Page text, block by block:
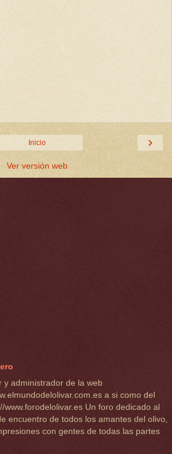
›
Inicio
Ver versión web
y administrador de la web
a si como del
www.forodelolivar.es Un foro dedicado al
encuentro de todos los amantes del olivo,
con gentes de todas las partes